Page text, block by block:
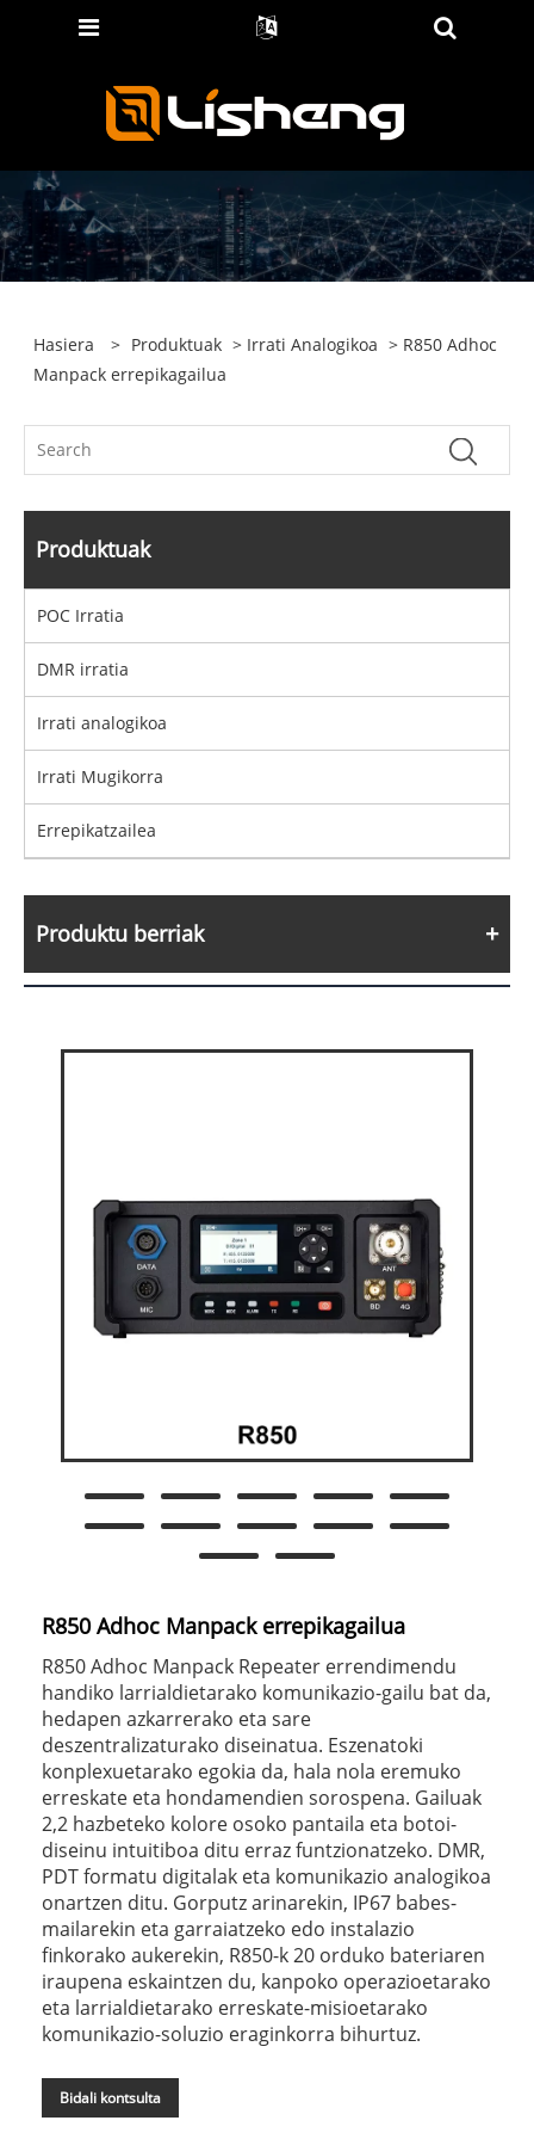
Hasiera > Produktuak > Irrati Analogikoa > R850 Adhoc
Manpack errepikagailua
Produktuak
POC Irratia
DMR irratia
Irrati analogikoa
Irrati Mugikorra
Errepikatzailea
Produktu berriak
R850 Adhoc Manpack errepikagailua
R850 Adhoc Manpack Repeater errendimendu
handiko larrialdietarako komunikazio-gailu bat da,
hedapen azkarrerako eta sare
deszentralizaturako diseinatua. Eszenatoki
konplexuetarako egokia da, hala nola eremuko
erreskate eta hondamendien sorospena. Gailuak
2,2 hazbeteko kolore osoko pantaila eta botoi-
diseinu intuitiboa ditu erraz funtzionatzeko. DMR,
PDT formatu digitalak eta komunikazio analogikoa
onartzen ditu. Gorputz arinarekin, IP67 babes-
mailarekin eta garraiatzeko edo instalazio
finkorako aukerekin, R850-k 20 orduko bateriaren
iraupena eskaintzen du, kanpoko operazioetarako
eta larrialdietarako erreskate-misioetarako
komunikazio-soluzio eraginkorra bihurtuz.
Bidali kontsulta